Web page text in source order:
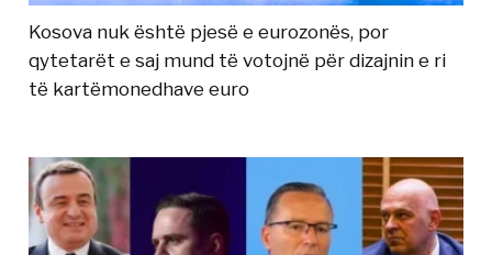
Kosova nuk është pjesë e eurozonës, por
qytetarët e saj mund të votojnë për dizajnin e ri
të kartëmonedhave euro